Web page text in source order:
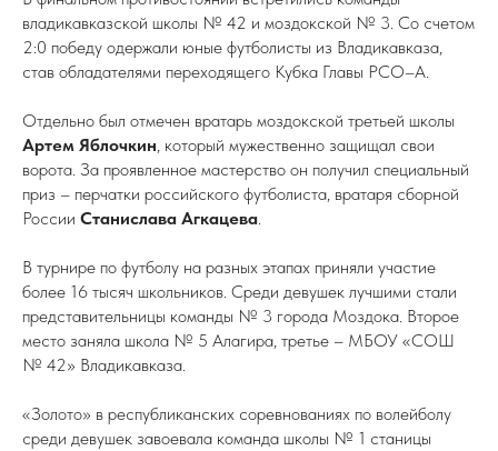
владикавказской школы № 42 и моздокской № 3. Со счетом
2:0 победу одержали юные футболисты из Владикавказа,
став обладателями переходящего Кубка Главы РСО–А.
Отдельно был отмечен вратарь моздокской третьей школы
Артем Яблочкин, который мужественно защищал свои
ворота. За проявленное мастерство он получил специальный
приз – перчатки российского футболиста, вратаря сборной
России Станислава Агкацева.
В турнире по футболу на разных этапах приняли участие
более 16 тысяч школьников. Среди девушек лучшими стали
представительницы команды № 3 города Моздока. Второе
место заняла школа № 5 Алагира, третье – МБОУ «СОШ
№ 42» Владикавказа.
«Золото» в республиканских соревнованиях по волейболу
среди девушек завоевала команда школы № 1 станицы